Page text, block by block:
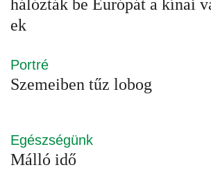
hálózták be Európát a kínai
ek
Portré
Szemeiben tűz lobog
Egészségünk
Málló idő